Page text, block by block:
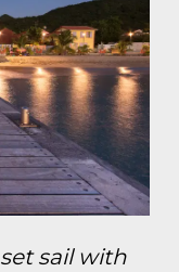
sail with